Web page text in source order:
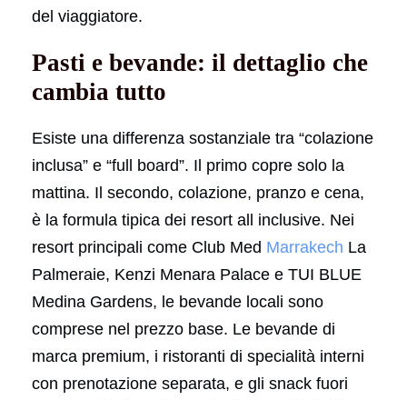
del viaggiatore.
Pasti e bevande: il dettaglio che
cambia tutto
Esiste una differenza sostanziale tra “colazione
inclusa” e “full board”. Il primo copre solo la
mattina. Il secondo, colazione, pranzo e cena,
è la formula tipica dei resort all inclusive. Nei
resort principali come Club Med Marrakech La
Palmeraie, Kenzi Menara Palace e TUI BLUE
Medina Gardens, le bevande locali sono
comprese nel prezzo base. Le bevande di
marca premium, i ristoranti di specialità interni
con prenotazione separata, e gli snack fuori